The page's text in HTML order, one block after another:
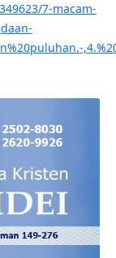
7-macam-